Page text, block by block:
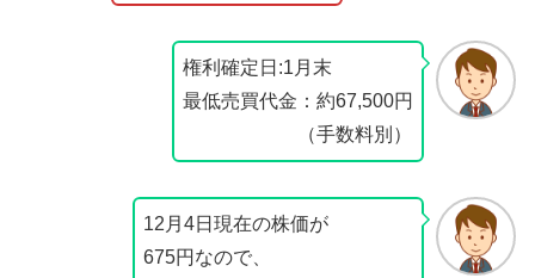
権利確定日:1月末
最低売買代金：約67,500円
（手数料別）
12月4日現在の株価が
675円なので、